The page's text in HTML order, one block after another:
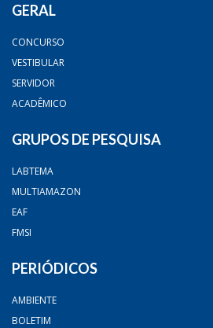
GERAL
CONCURSO
VESTIBULAR
SERVIDOR
ACADÊMICO
GRUPOS DE PESQUISA
LABTEMA
MULTIAMAZON
EAF
FMSI
PERIÓDICOS
AMBIENTE
BOLETIM